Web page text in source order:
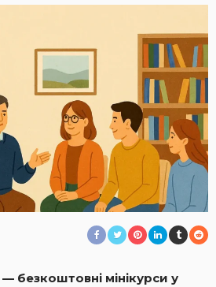
безкоштовні мінікурси у